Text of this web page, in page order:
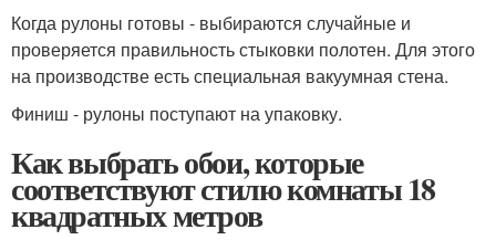
Когда рулоны готовы - выбираются случайные и
проверяется правильность стыковки полотен. Для этого
на производстве есть специальная вакуумная стена.
Финиш - рулоны поступают на упаковку.
Как выбрать обои, которые
соответствуют стилю комнаты 18
квадратных метров